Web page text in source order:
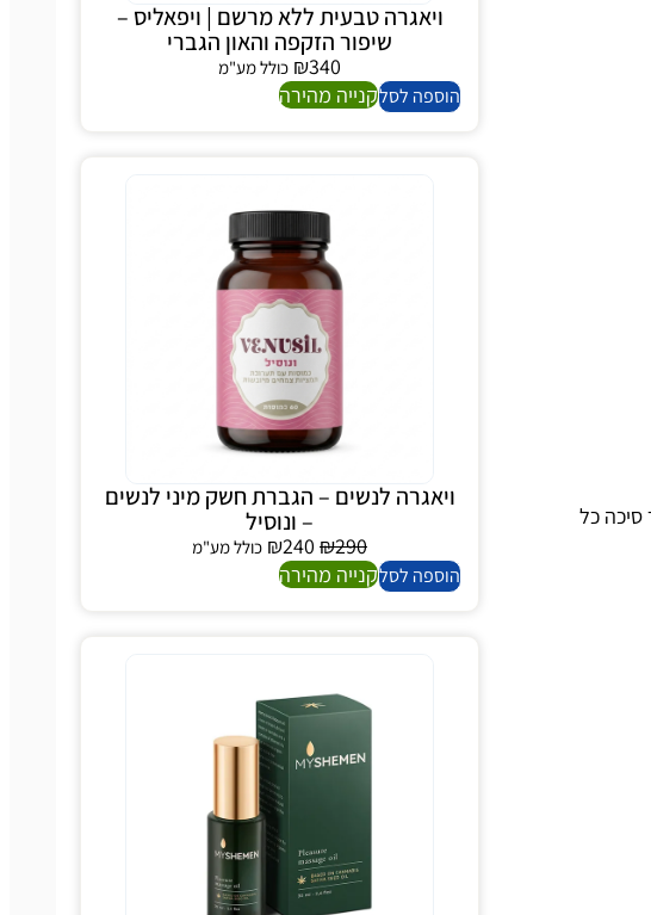
ויאגרה טבעית ללא מרשם | ויפאליס –
שיפור הזקפה והאון הגברי
כולל מע"מ
קנייה מהירה
ויאגרה לנשים – הגברת חשק מיני לנשים
₪ כולל מע"מ
קנייה מהירה